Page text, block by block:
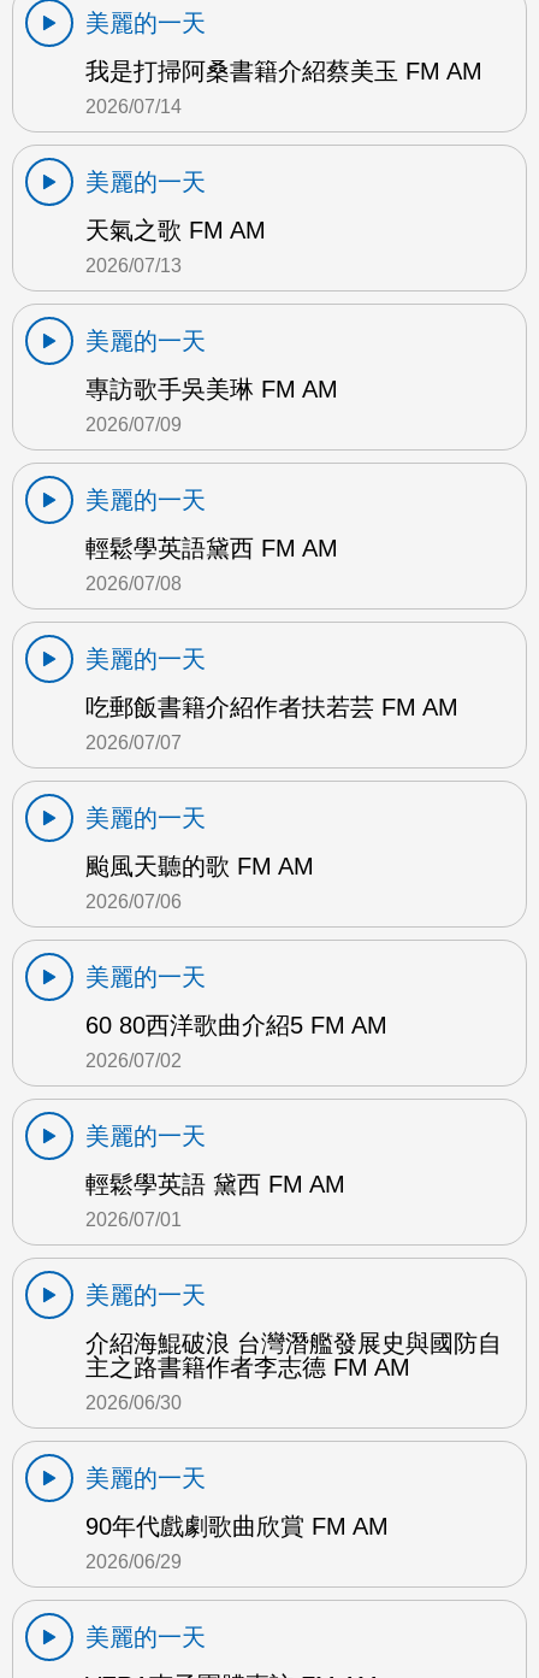
美麗的一天
我是打掃阿桑書籍介紹蔡美玉 FM AM
2026/07/14
美麗的一天
天氣之歌 FM AM
2026/07/13
美麗的一天
專訪歌手吳美琳 FM AM
2026/07/09
美麗的一天
輕鬆學英語黛西 FM AM
2026/07/08
美麗的一天
吃郵飯書籍介紹作者扶若芸 FM AM
2026/07/07
美麗的一天
颱風天聽的歌 FM AM
2026/07/06
美麗的一天
60 80西洋歌曲介紹5 FM AM
2026/07/02
美麗的一天
輕鬆學英語 黛西 FM AM
2026/07/01
美麗的一天
介紹海鯤破浪 台灣潛艦發展史與國防自
主之路書籍作者李志德 FM AM
2026/06/30
美麗的一天
90年代戲劇歌曲欣賞 FM AM
2026/06/29
美麗的一天